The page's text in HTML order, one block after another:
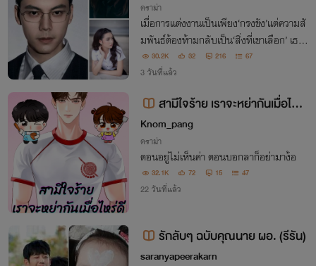
ดราม่า
เมื่อการแต่งงานเป็นเพียง‘กรงขัง’แต่ความสั
มพันธ์ต้องห้ามกลับเป็น‘สิ่งที่เขาเลือก’ เธ
อ..กลายเป็นเจ้าสาวที่ไม่เคยถูกรักจากสามีใน
นาม ส่วนเขาเลือกซุกซ่อนความสัมพันธ์ต้อง
ห้ามไว้กับนักศึกษาสาวคนที่เป็นคนรัก
30.2K 32 216 67
3 วันที่แล้ว
สามีใจร้าย เราจะหย่ากันเมื่อไหร่
ดี
Knom_pang
ดราม่า
ตอนอยู่ไม่เห็นค่า ตอนบอกลาก็อย่ามาง้อ
32.1K 72 15 47
22 วันที่แล้ว
รักลับๆ ฉบับคุณนาย ผอ. (รีรัน)
saranyapeerakarn